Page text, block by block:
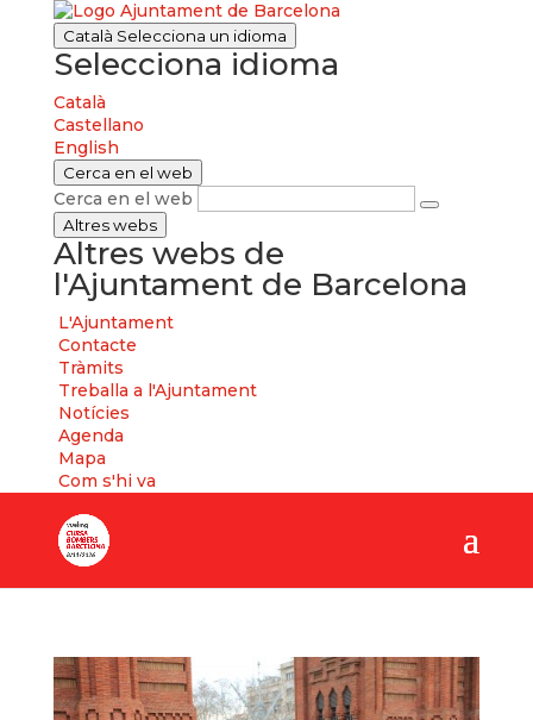
Català Selecciona un idioma
Selecciona idioma
Català
Castellano
English
Cerca en el web
Cerca en el web
Altres webs
Altres webs de
l'Ajuntament de Barcelona
L'Ajuntament
Contacte
Tràmits
Treballa a l'Ajuntament
Notícies
Agenda
Mapa
Com s'hi va